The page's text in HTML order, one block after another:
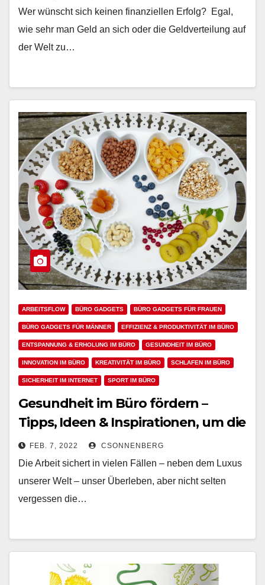
Erfolg?
Wer wünscht sich keinen finanziellen Erfolg? Egal,
wie sehr man Geld an sich oder die Geldverteilung auf
der Welt zu…
ARBEITSFLOW BÜRO GADGETS BÜRO GADGETS FÜR FRAUEN
BÜRO GADGETS FÜR MÄNNER EFFIZIENZ & PRODUKTIVITÄT IM BÜRO
ENTSPANNUNG & ERHOLUNG IM BÜRO GESUNDHEIT IM BÜRO
INNOVATION IM BÜRO KREATIVITÄT IM BÜRO SCHLAFEN IM BÜRO
SICHERHEIT IM INTERNET SPORT IM BÜRO
Gesundheit im Büro fördern –
Tipps, Ideen & Inspirationen, um die
Gesundheit im Büro zu fördern
FEB. 7, 2022 CSONNENBERG
Die Arbeit sichert in vielen Fällen – neben dem Luxus
unserer Welt – unser Überleben, aber nicht selten
vergessen die…